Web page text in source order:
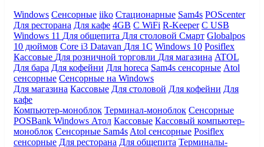
Windows Сенсорные iiko Стационарные Sam4s POScenter
Для ресторана Для кафе 4GB С WiFi R-Keeper С USB
Windows 11 Для общепита Для столовой Смарт Globalpos
10 дюймов Core i3 Datavan Для 1С Windows 10 Posiflex
Кассовые Для розничной торговли Для магазина ATOL
Для бара Для кофейни Для horeca Sam4s сенсорные Atol
сенсорные Сенсорные на Windows
Для магазина Кассовые Для столовой Для кофейни Для
кафе
Компьютер-моноблок Терминал-моноблок Сенсорные
POSBank Windows Атол Кассовые Кассовый компьютер-
моноблок Сенсорные Sam4s Atol сенсорные Posiflex
сенсорные Для ресторана Для общепита Терминалы-